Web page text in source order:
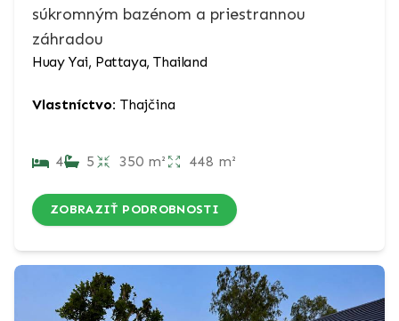
súkromným bazénom a priestrannou
záhradou
Huay Yai, Pattaya, Thailand
Vlastníctvo: Thajčina
4 5 350 m² 448 m²
ZOBRAZIŤ PODROBNOSTI